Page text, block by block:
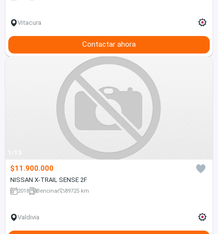
Vitacura
Contactar ahora
1/13
$11.900.000
NISSAN X-TRAIL SENSE 2F
2018 Bencina 89725 km
Valdivia